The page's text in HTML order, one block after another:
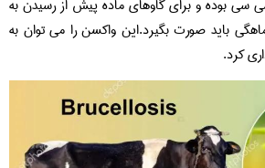
تزریق شده به دام ۵ سی سی بوده و برای گاوهای ماده پیش از رسیدن به
جنسی یعنی ۳ تا ۶ ماهگی باید صورت بگیرد.این واکسن را می توان به